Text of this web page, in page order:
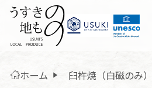
ホーム 臼杵焼（白磁のみ）